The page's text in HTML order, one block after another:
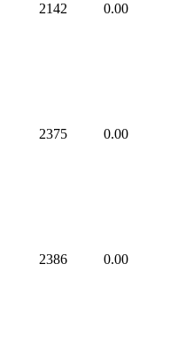
2142 0.00
2375 0.00
2386 0.00